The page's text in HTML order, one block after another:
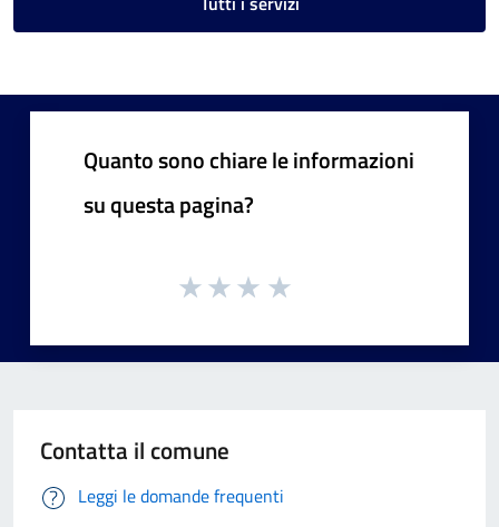
Quanto sono chiare le informazioni
su questa pagina?
Contatta il comune
Leggi le domande frequenti